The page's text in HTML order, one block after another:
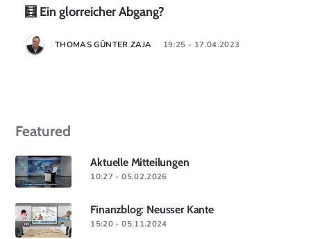
🧮 Ein glorreicher Abgang?
THOMAS GÜNTER ZAJA 19:25 - 17.04.2023
Featured
Aktuelle Mitteilungen
10:27 - 05.02.2026
Finanzblog: Neusser Kante
15:20 - 05.11.2024